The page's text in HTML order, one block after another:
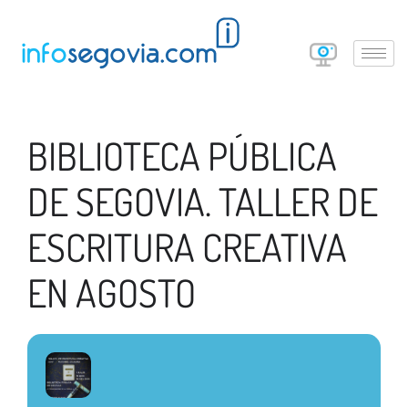
BIBLIOTECA PÚBLICA
DE SEGOVIA. TALLER DE
ESCRITURA CREATIVA
EN AGOSTO